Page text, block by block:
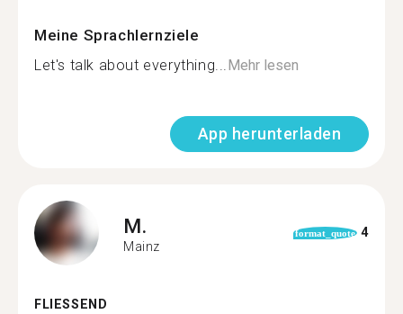
Meine Sprachlernziele
Let's talk about everything... Mehr lesen
App herunterladen
M.
Mainz
format_quote 4
FLIESSEND